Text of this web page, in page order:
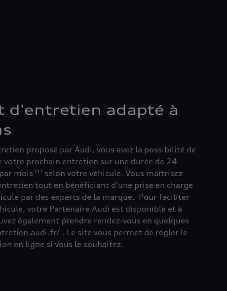
d'entretien adapté à
proposé par Audi, vous avez la possibilité de
votre prochain entretien sur une durée de 24
mois ⁽¹⁾ selon votre véhicule. Vous maîtrisez
tout en bénéficiant d'une prise en charge
par des experts de la marque. Pour faciliter
votre Partenaire Audi est disponible et à
également prendre rendez-vous en quelques
. Le site vous permet de régler le
en ligne si vous le souhaitez.